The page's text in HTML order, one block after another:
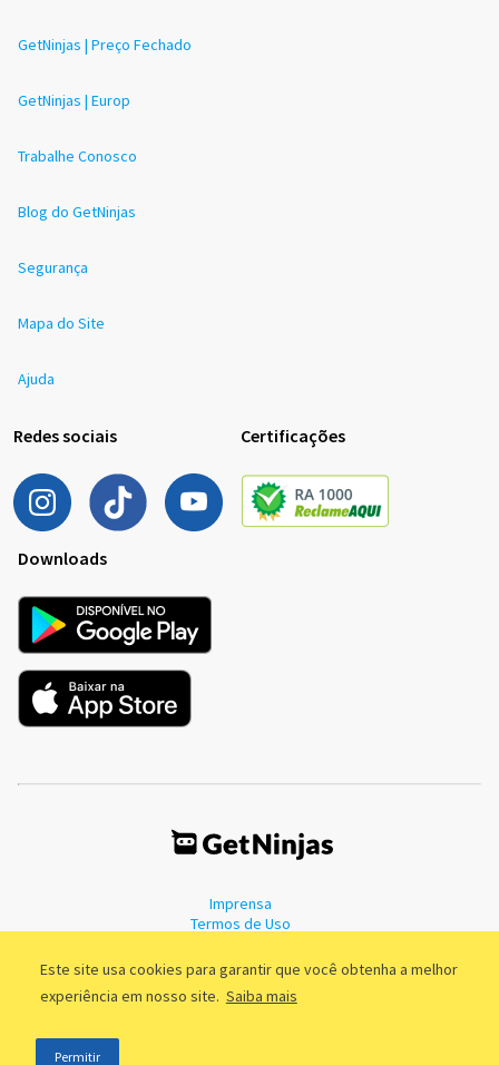
Este site usa cookies para garantir que você obtenha a melhor
experiência em nosso site. Saiba mais
Permitir
GetNinjas | Preço Fechado
GetNinjas | Europ
Trabalhe Conosco
Blog do GetNinjas
Segurança
Mapa do Site
Ajuda
Redes sociais Certificações
Downloads
Imprensa
Termos de Uso
©2011 - 2026, GetNinjas LTDA. CNPJ 55.744.877/0001-89 - Rua Dr.
Fernandes Coelho, 85 - 3º andar - São Paulo/SP - Brasil